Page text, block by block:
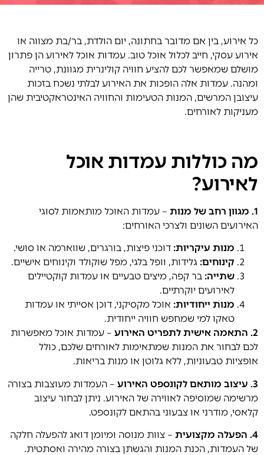
כל אירוע, בין אם מדובר בחתונה, יום הולדת, בר/בת מצווה או
אירוע עסקי, חייב לכלול אוכל טוב. עמדות אוכל לאירוע הן פתרון
מושלם שמאפשר לכם להציע חוויה קולינרית מגוונת, טרייה
ומהנה. עמדות אלה הופכות את האירוע לבלתי נשכח בזכות
עיצובן המרשים, המנות הטעימות והחוויה האינטראקטיבית שהן
מעניקות לאורחים.
מה כוללות עמדות אוכל
לאירוע?
1. מגוון רחב של מנות
– עמדות האוכל מותאמות לסוגי
האירועים השונים ולצרכי האורחים:
מנות עיקריות: דוכני פיצות, בורגרים, שווארמה או סושי.
קינוחים: גלידות, וופל בלגי, מפל שוקולד וקינוחים אישיים.
שתייה: בר קפה, מיצים טבעיים או עמדות קוקטיילים
לאירועים יוקרתיים.
מנות ייחודיות: אוכל מקסיקני, דוכן אסייתי או עמדות
טאקו למי שמחפש חוויה ייחודית.
2. התאמה אישית לתפריט האירוע
– עמדות אוכל מאפשרות
לכם לבחור את המנות שמתאימות לאורחים שלכם, כולל
אופציות טבעוניות, ללא גלוטן או מנות בריאות.
3. עיצוב מותאם לקונספט האירוע
– העמדות מעוצבות בצורה
מרשימה שמוסיפה לאווירה של האירוע. ניתן לבחור עיצוב
קלאסי, מודרני או צבעוני בהתאם לקונספט.
4. הפעלה מקצועית
– צוות מנוסה ומיומן דואג להפעלה חלקה
של העמדות, הכנת המנות והגשתן בצורה מהירה ואסתטית.